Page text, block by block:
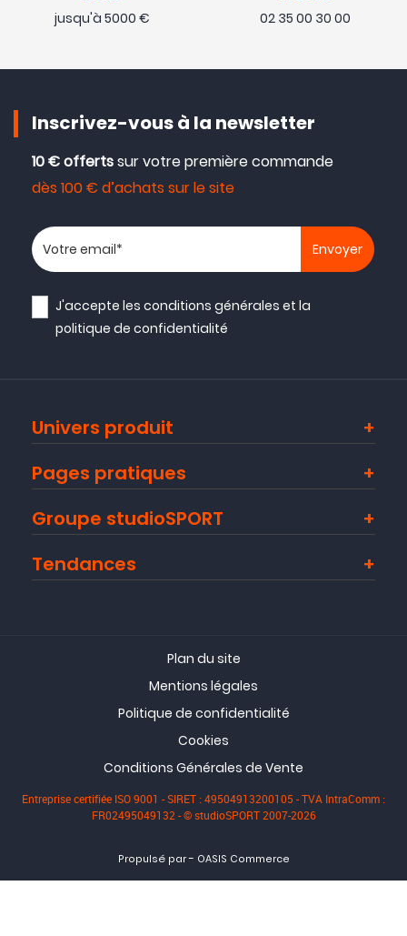
jusqu'à 5000 € 02 35 00 30 00
Inscrivez-vous à la newsletter
10 € offertssur votre première commande
dès 100 € d’achats sur le site
Votre adresse email
J'accepte lesconditions générales et la
politique de confidentialité
Univers produit
Pages pratiques
Groupe studioSPORT
Tendances
Plan du site
Mentions légales
Politique de confidentialité
Cookies
Conditions Générales de Vente
Entreprise certifiée ISO 9001 - SIRET : 49504913200105 - TVA IntraComm :
FR02495049132 - © studioSPORT 2007-2026
Propulsé par- OASIS Commerce